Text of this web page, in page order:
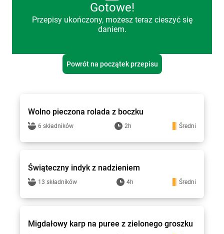
Gotowe!
Przepisy ukończony, możesz teraz cieszyć się
daniem.
Powrót na początek przepisu
Wolno pieczona rolada z boczku
6 składników 2h Średni
Stokrotka - przepisy
Świąteczny indyk z nadzieniem
13 składników 4h Średni
Stokrotka - przepisy
Migdałowy karp na puree z zielonego groszku